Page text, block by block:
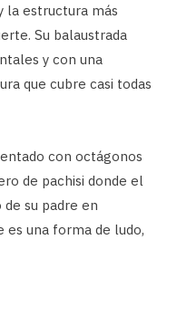
la estructura más
Su balaustrada
y con una
que cubre casi todas
con octágonos
de pachisi donde el
su padre en
es una forma de ludo,